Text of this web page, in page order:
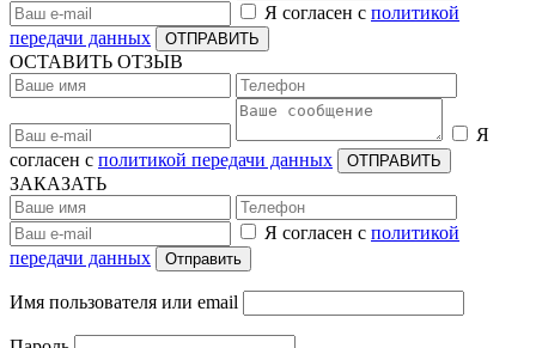
Я согласен с политикой
передачи данных
ОТПРАВИТЬ
ОСТАВИТЬ ОТЗЫВ
Я
согласен с политикой передачи данных ОТПРАВИТЬ
ЗАКАЗАТЬ
Я согласен с политикой
передачи данных
Отправить
Имя пользователя или email